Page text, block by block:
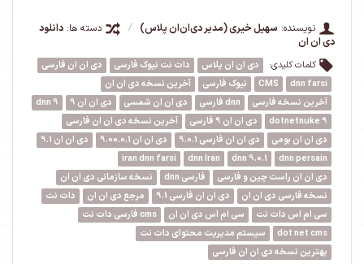
نویسنده: سهیل خیری (مدیر دی‌ان‌ان پلاس) / دسته ها: دانلود
دی ان ان
کلمات کلیدی: دی ان ان پلاس دات نت نیوک فارسی
دی ان ان فارسی
dnn farsi
CMS نیوک فارسی
آخرین نسخه دی ان ان
آخرین نسخه فارسی
dnn فارسی دی ان ان شمسی دی ان ان 9
dnn 9
dotnetnuke 9
دی ان ان 9 فارسی
آخرین نسخه دی ان ان فارسی
دی ان ان بومی
دی ان ان فارسی 9.0.1 دی ان ان 9.00.0.1
دی ان ان 9.1
dnn persain
dnn 9.0.1
dnn Iran
iran dnn farsi
دی ان ان راست چین و فارسی
فارسی dnn
نسخه سازمانی دی ان ان
نسخه فارسی دی ان ان
دی ان ان فارسی 9.1 مرجع دی ان ان
دات نت
سی ام اس دات نت
سی ام اس دی ان ان
cms فارسی دات نت
dot net cms
سیستم مدیریت محتوای دات نت
بهترین نسخه دی ان ان فارسی